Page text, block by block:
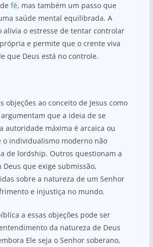
fé, mas também um passo que
saúde mental equilibrada. A
alivia o estresse de tentar controlar
e permite que o crente viva
que Deus está no controle.
objeções ao conceito de Jesus como
que a ideia de se
autoridade máxima é arcaica ou
o individualismo moderno não
de lordship. Outros questionam a
que exige submissão,
sobre a natureza de um Senhor
e injustiça no mundo.
a essas objeções pode ser
da natureza de Deus
Ele seja o Senhor soberano,